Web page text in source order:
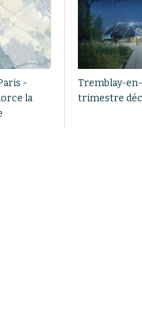
-
la
Tremblay-
trimestre